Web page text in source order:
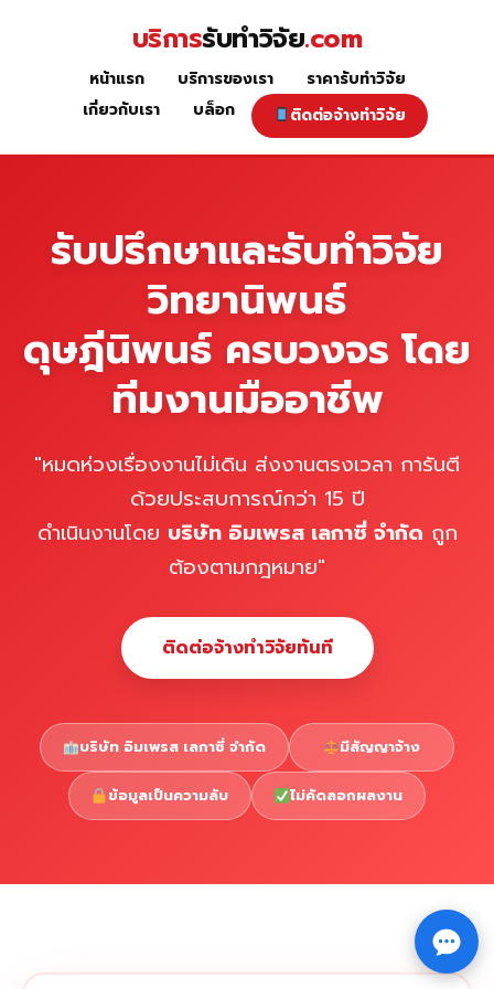
หน้าแรก
Copyright © 2026 รับทำวิจัย รับทำวิทยานิพนธ์ รับทำ⇧
บริการรับทำวิจัย.com
หน้าแรก บริการของเรา
ราคารับทำวิจัย
เกี่ยวกับเรา
บล็อก ติดต่อจ้างทำวิจัย
รับปรึกษาและรับทำวิจัย
วิทยานิพนธ์
ดุษฎีนิพนธ์ ครบวงจร โดย
ทีมงานมืออาชีพ
"หมดห่วงเรื่องงานไม่เดิน ส่งงานตรงเวลา การันตี
ด้วยประสบการณ์กว่า 15 ปี
ดำเนินงานโดย บริษัท อิมเพรส เลกาซี่ จำกัด ถูก
ต้องตามกฎหมาย"
ติดต่อจ้างทำวิจัยทันที
บริษัท อิมเพรส เลกาซี่ จำกัด มีสัญญาจ้าง
ข้อมูลเป็นความลับ ไม่คัดลอกผลงาน